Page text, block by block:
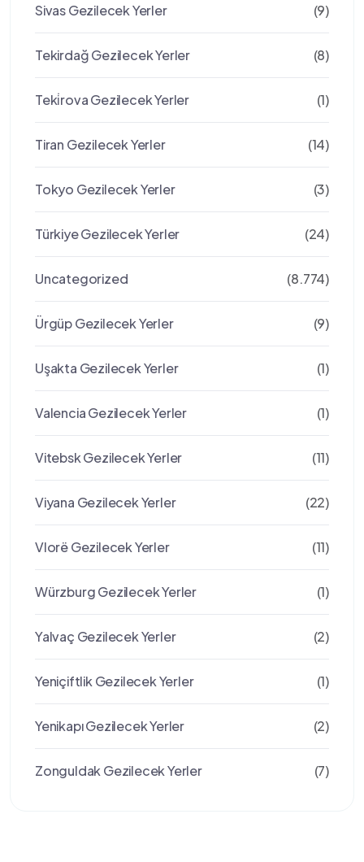
Sivas Gezilecek Yerler (9)
Tekirdağ Gezilecek Yerler (8)
Teki̇rova Gezilecek Yerler (1)
Tiran Gezilecek Yerler (14)
Tokyo Gezilecek Yerler (3)
Türkiye Gezilecek Yerler (24)
Uncategorized (8.774)
Ürgüp Gezilecek Yerler (9)
Uşakta Gezilecek Yerler (1)
Valencia Gezilecek Yerler (1)
Vitebsk Gezilecek Yerler (11)
Viyana Gezilecek Yerler (22)
Vlorë Gezilecek Yerler (11)
Würzburg Gezilecek Yerler (1)
Yalvaç Gezilecek Yerler (2)
Yeniçiftlik Gezilecek Yerler (1)
Yenikapı Gezilecek Yerler (2)
Zonguldak Gezilecek Yerler (7)